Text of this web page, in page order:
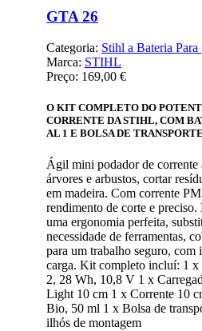
GTA 26
Categoria: Stihl a Bateria Para
Marca: STIHL
Preço: 169,00 €
O KIT COMPLETO DO
CORRENTE DA STIHL, COM
AL 1 E BOLSA DE
Ágil mini podador de corrente
árvores e arbustos, cortar
em madeira. Com corrente
rendimento de corte e preciso.
uma ergonomia perfeita,
necessidade de ferramentas,
para um trabalho seguro, com
carga. Kit completo incluí: 1
2, 28 Wh, 10,8 V 1 x
Light 10 cm 1 x Corrente 10
Bio, 50 ml 1 x Bolsa de
ilhós de montagem